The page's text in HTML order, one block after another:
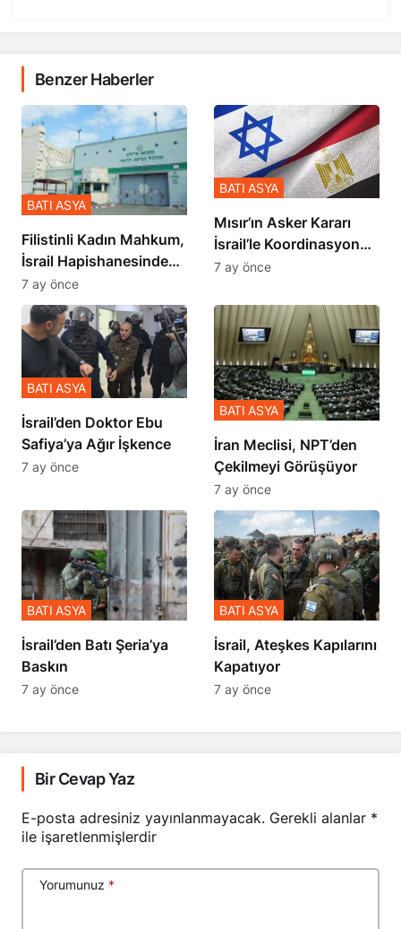
Benzer Haberler
Filistinli Kadın Mahkum,
İsrail Hapishanesindeki
Zulmü Anlattı
BATI ASYA
7 ay önce
Mısır’ın Asker Kararı
İsrail’le Koordinasyon
İçinde Gerçekleşmiş
BATI ASYA
7 ay önce
İsrail’den Doktor Ebu
Safiya’ya Ağır İşkence
BATI ASYA
7 ay önce
İran Meclisi, NPT’den
Çekilmeyi Görüşüyor
BATI ASYA
7 ay önce
​​​​​​​İsrail’den Batı Şeria’ya
Baskın
BATI ASYA
7 ay önce
İsrail, Ateşkes Kapılarını
Kapatıyor
BATI ASYA
7 ay önce
Bir Cevap Yaz
E-posta adresiniz yayınlanmayacak. Gerekli alanlar *
ile işaretlenmişlerdir
Yorumunuz *